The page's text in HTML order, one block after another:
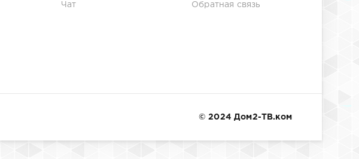
Чат Обратная связь
© 2024 Дом2-ТВ.ком